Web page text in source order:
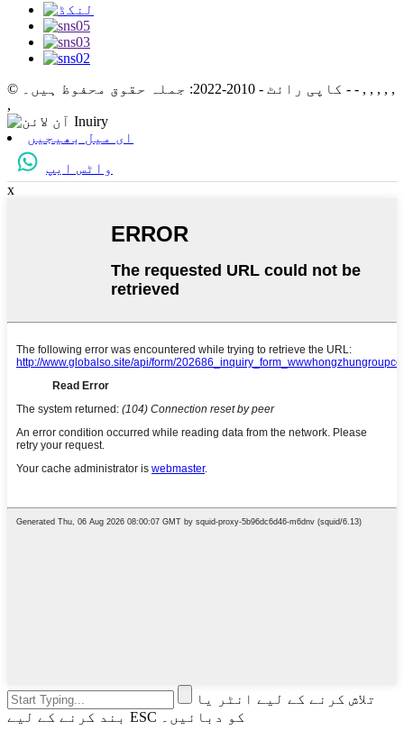
© کاپی رائٹ - 2010-2022: جملہ حقوق محفوظ ہیں۔ - - , , , , ,
,
ای میل بھیجیں
واٹس ایپ
x
تلاش کرنے کے لیے انٹر یا
بند کرنے کے لیے ESC کو دبائیں۔